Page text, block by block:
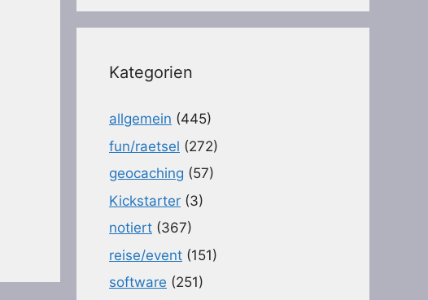
Kategorien
allgemein (445)
fun/raetsel (272)
geocaching (57)
Kickstarter (3)
notiert (367)
reise/event (151)
software (251)